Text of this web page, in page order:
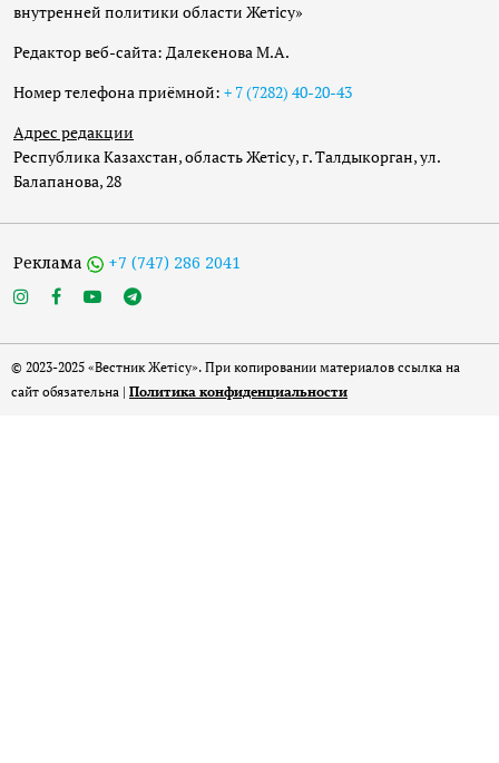
внутренней политики области Жетісу»
Редактор веб-сайта: Далекенова М.А.
Номер телефона приёмной: + 7 (7282) 40-20-43
Адрес редакции
Республика Казахстан, область Жетісу, г. Талдыкорган, ул.
Балапанова, 28
Реклама +7 (747) 286 2041
© 2023-2025 «Вестник Жетісу». При копировании материалов ссылка на
сайт обязательна | Политика конфиденциальности